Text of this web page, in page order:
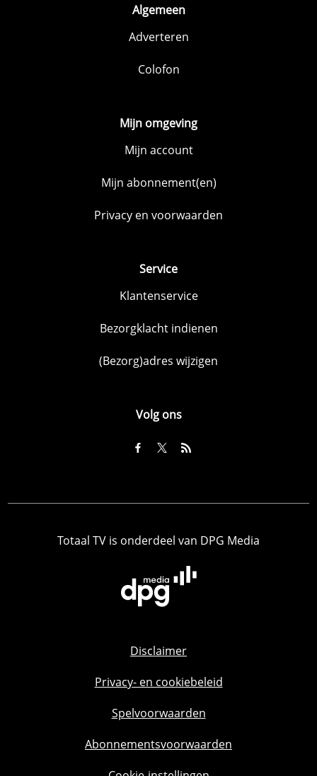
Algemeen
Adverteren
Colofon
Mijn omgeving
Mijn account
Mijn abonnement(en)
Privacy en voorwaarden
Service
Klantenservice
Bezorgklacht indienen
(Bezorg)adres wijzigen
Volg ons
Totaal TV is onderdeel van DPG Media
Disclaimer
Privacy- en cookiebeleid
Spelvoorwaarden
Abonnementsvoorwaarden